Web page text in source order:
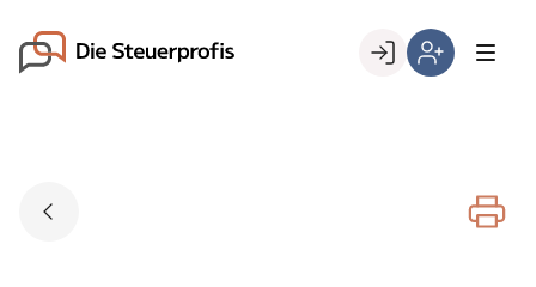
content
Go to landing page.
registrieren,